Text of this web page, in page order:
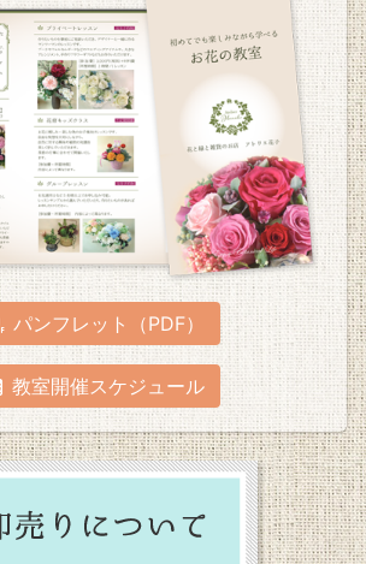
パンフレット（PDF）
教室開催スケジュール